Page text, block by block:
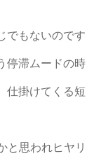
でもないのです
停滞ムードの時
仕掛けてくる短
と思われヒヤリ